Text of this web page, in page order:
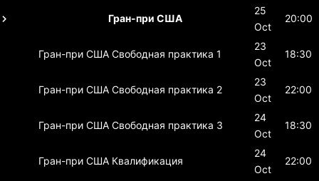
Гран-при США
25
Oct
20:00
Гран-при США Свободная практика 1
23
Oct
18:30
Гран-при США Свободная практика 2
23
Oct
22:00
Гран-при США Свободная практика 3
24
Oct
18:30
Гран-при США Квалификация
24
Oct
22:00